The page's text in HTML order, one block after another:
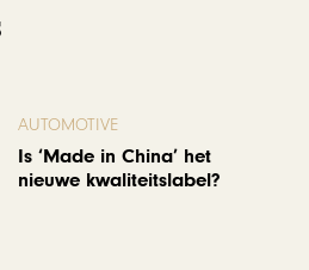
AUTOMOTIVE
Is ‘Made in China’ het
nieuwe kwaliteitslabel?